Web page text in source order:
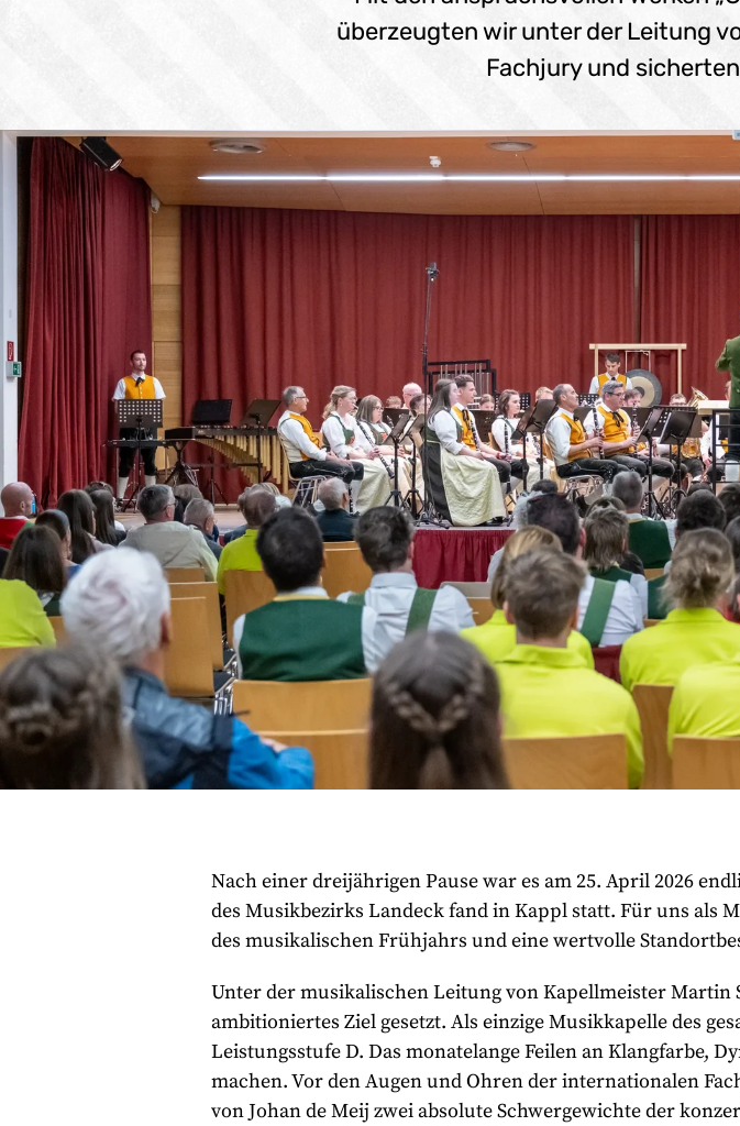
überzeugten wir unter der Leitung
Fachjury und
Nach einer dreijährigen Pause war es am 25. April 2026
des Musikbezirks Landeck fand in Kappl statt. Für uns als
des musikalischen Frühjahrs und eine wertvolle
Unter der musikalischen Leitung von Kapellmeister Martin
ambitioniertes Ziel gesetzt. Als einzige Musikkapelle des
Leistungsstufe D. Das monatelange Feilen an Klangfarbe,
machen. Vor den Augen und Ohren der internationalen
von Johan de Meij zwei absolute Schwergewichte der